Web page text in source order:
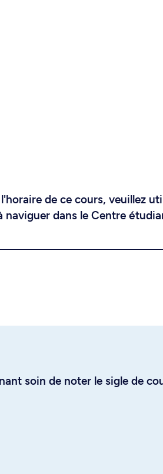
de ce cours, veuillez
naviguer dans le Centre
soin de noter le sigle de